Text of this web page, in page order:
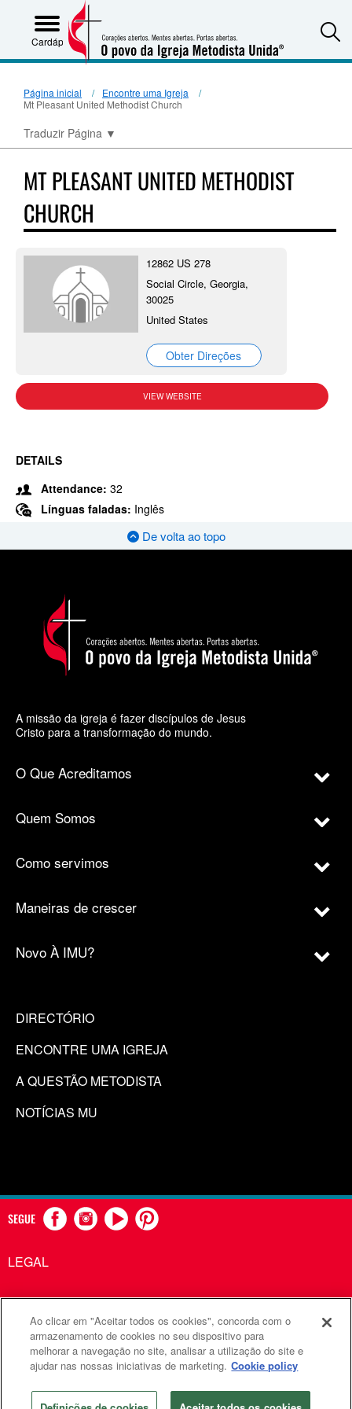
Cardápio
Página inicial
Encontre uma Igreja
Mt Pleasant United Methodist Church
Traduzir Página ▼
MT PLEASANT UNITED METHODIST
CHURCH
12862 US 278
Social Circle, Georgia,
30025
United States
Obter Direções
VIEW WEBSITE
DETAILS
Attendance: 32
Línguas faladas: Inglês
De volta ao topo
A missão da igreja é fazer discípulos de Jesus
Cristo para a transformação do mundo.
O Que Acreditamos
Quem Somos
Como servimos
Maneiras de crescer
Novo À IMU?
DIRECTÓRIO
ENCONTRE UMA IGREJA
A QUESTÃO METODISTA
NOTÍCIAS MU
SEGUE
LEGAL
Comunicações Metodistas Unidas é uma agência da Igreja
Metodista Unida
©2026 Comunicações Metodistas Unidas. Todos os direitos
reservados
Ao clicar em "Aceitar todos os cookies", concorda com o
armazenamento de cookies no seu dispositivo para
melhorar a navegação no site, analisar a utilização do site e
ajudar nas nossas iniciativas de marketing. Cookie policy